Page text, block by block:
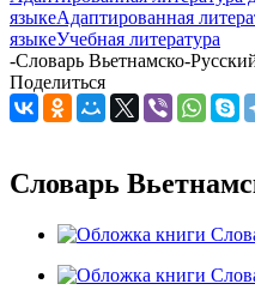
языкеАдаптированная
языкеУчебная литература
-Словарь Вьетнамско-
Поделиться
Словарь